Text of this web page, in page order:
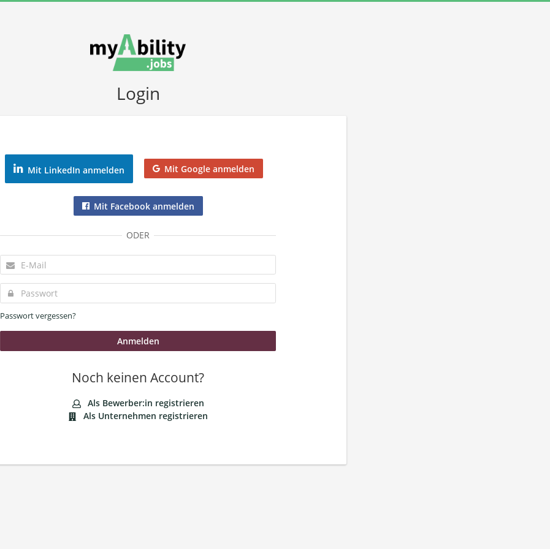
Login
Mit LinkedIn anmelden Mit Google anmelden
Mit Facebook anmelden
ODER
Passwort vergessen?
Noch keinen Account?
Als Bewerber:in registrieren
Als Unternehmen registrieren